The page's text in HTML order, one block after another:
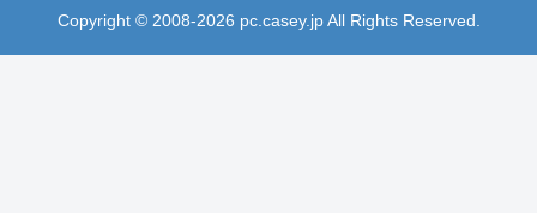
Copyright © 2008-2026 pc.casey.jp All Rights Reserved.